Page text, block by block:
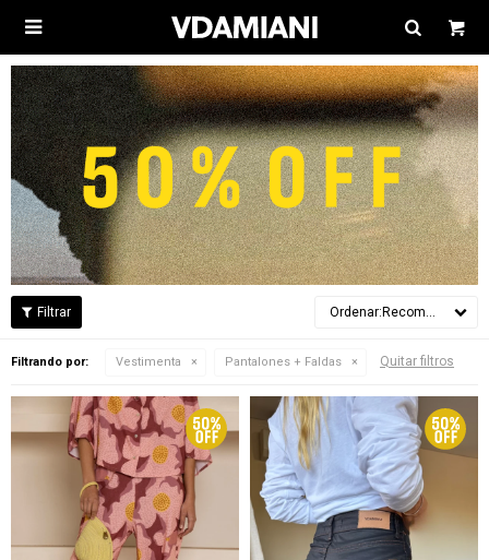

Recomendados
Filtrando por: Vestimenta Pantalones + Faldas Quitar filtros